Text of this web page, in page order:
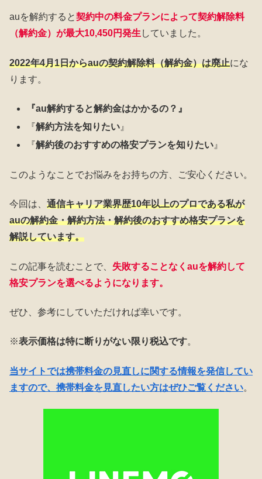
auを解約すると契約中の料金プランによって契約解除料
（解約金）が最大10,450円発生 していました。
2022年4月1日からauの契約解除料（解約金）は廃止にな
ります。
『au解約すると解約金はかかるの？』
『解約方法を知りたい 』
『解約後のおすすめの格安プランを知りたい』
このようなことでお悩みをお持ちの方、ご安心ください。
今回は、 通信キャリア業界歴10年以上のプロである私が
auの解約金・解約方法・解約後のおすすめ格安プランを
解説しています。
この記事を読むことで、 失敗することなくauを解約して
格安プランを選べるようになります。
ぜひ、参考にしていただければ幸いです。
※表示価格は特に断りがない限り税込です。
当サイトでは携帯料金の見直しに関する情報を発信してい
ますので、携帯料金を見直したい方はぜひご覧ください。